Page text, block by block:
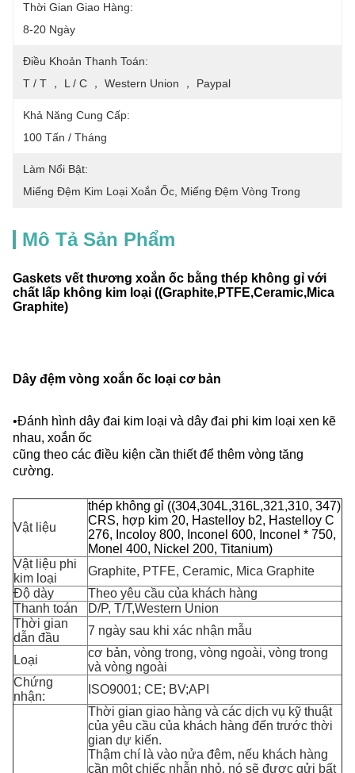
Thời Gian Giao Hàng:
8-20 Ngày
Điều Khoản Thanh Toán:
T / T ， L / C ， Western Union ， Paypal
Khả Năng Cung Cấp:
100 Tấn / Tháng
Làm Nổi Bật:
Miếng Đệm Kim Loại Xoắn Ốc Miếng Đệm Vòng Trong
Mô Tả Sản Phẩm
Gaskets vết thương xoắn ốc bằng thép không gỉ với
chất lấp không kim loại ((Graphite,PTFE,Ceramic,Mica
Graphite)
Dây đệm vòng xoắn ốc loại cơ bản
•Đánh hình dây đai kim loại và dây đai phi kim loại xen kẽ
nhau, xoắn ốc
cũng theo các điều kiện cần thiết để thêm vòng tăng
cường.
Vật liệu
thép không gỉ ((304,304L,316L,321,310, 347)
CRS, hợp kim 20, Hastelloy b2, Hastelloy C
276, Incoloy 800, Inconel 600, Inconel * 750,
Monel 400, Nickel 200, Titanium)
Vật liệu phi
kim loại
Graphite, PTFE, Ceramic, Mica Graphite
Độ dày
Theo yêu cầu của khách hàng
Thanh toán
D/P, T/T,Western Union
Thời gian
dẫn đầu
7 ngày sau khi xác nhận mẫu
Loại
cơ bản, vòng trong, vòng ngoài, vòng trong
và vòng ngoài
Chứng
nhận:
ISO9001; CE; BV;API
Thời gian giao hàng và các dịch vụ kỹ thuật
của yêu cầu của khách hàng đến trước thời
gian dự kiến.
Thậm chí là vào nửa đêm, nếu khách hàng
cần một chiếc nhẫn nhỏ, nó sẽ được gửi bất